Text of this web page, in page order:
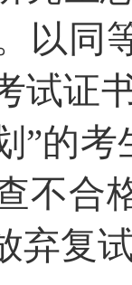
以同
试证
”的
不合
弃复